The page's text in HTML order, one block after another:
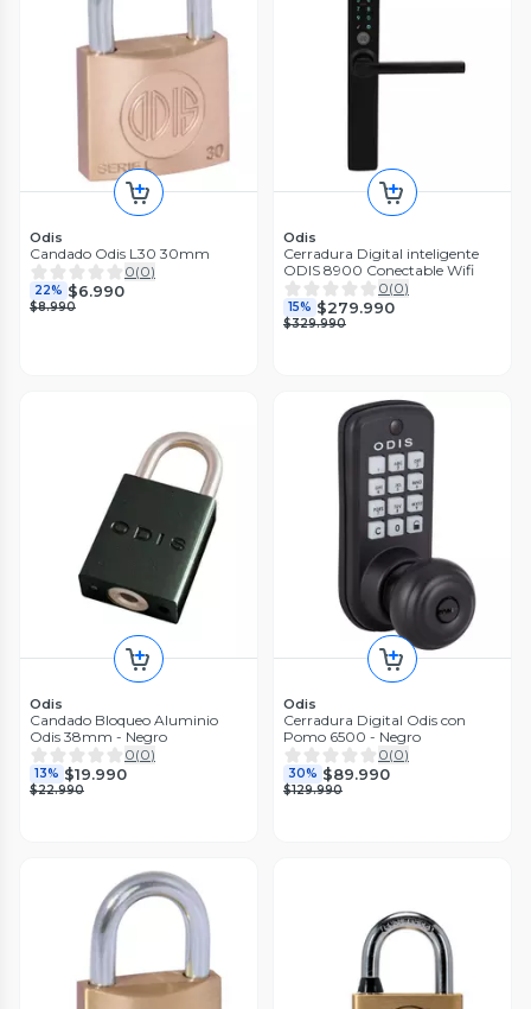
Odis
Candado Odis L30 30mm
0(0)
22% $6.990
$8.990
Odis
Cerradura Digital inteligente
ODIS 8900 Conectable Wifi
0(0)
15% $279.990
$329.990
Odis
Candado Bloqueo Aluminio
Odis 38mm - Negro
0(0)
13% $19.990
$22.990
Odis
Cerradura Digital Odis con
Pomo 6500 - Negro
0(0)
30% $89.990
$129.990